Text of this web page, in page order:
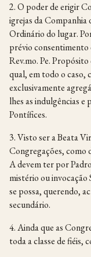
2. O poder de erigir
igrejas da Companhia
Ordinário do lugar.
prévio
Rev.mo. Pe.
qual, em todo o caso,
exclusivamente
lhes as indulgências e
Pontífices.
3. Visto ser a Beata
Congregações, como
A devem ter por
mistério ou
se possa, querendo,
secundário.
4. Ainda que as
toda a classe de fiéis,